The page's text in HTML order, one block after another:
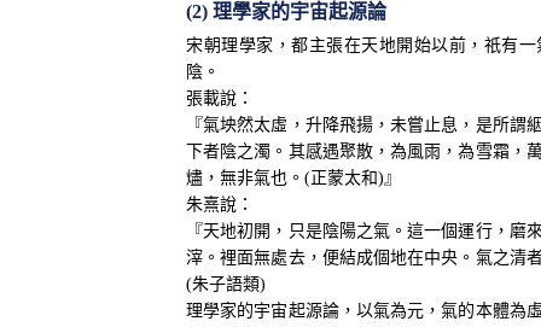
(2) 理學家的宇宙起源論
宋朝理學家，都主張在天地開始以前，祇有
陰。
張載說：
『氣坱然太虛，升降飛揚，未嘗止息，是所
下者陰之濁。其感遇聚散，為風雨，為雪霜，
燼，無非氣也。(正蒙太和)』
朱熹說：
『天地初開，只是陰陽之氣。這一個運行，磨
滓。裡面無處去，便結成個地在中央。氣之
(朱子語類)
理學家的宇宙起源論，以氣為元，氣的本體為